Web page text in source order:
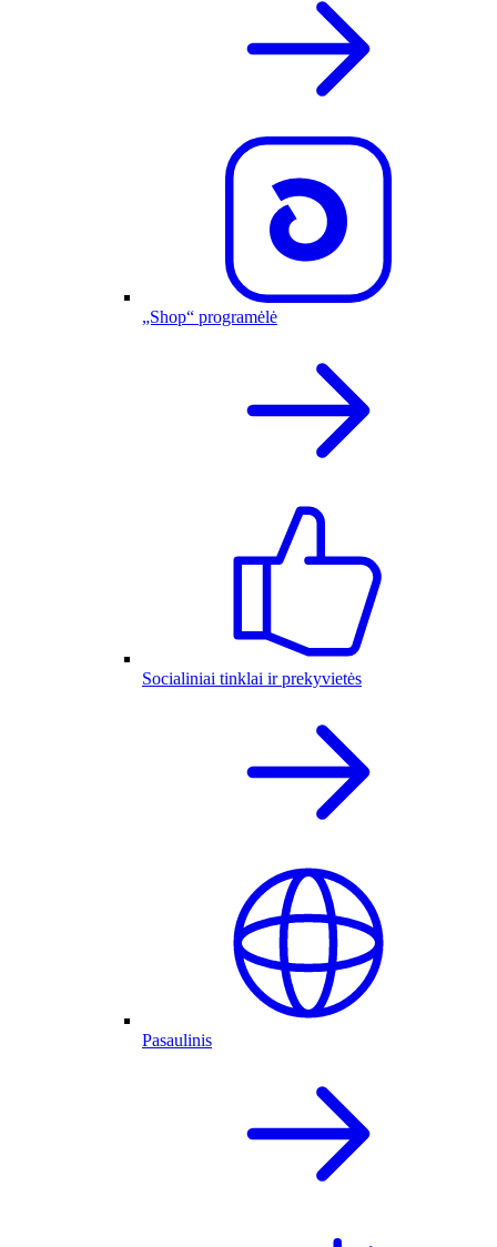
„Shop“ programėlė
Socialiniai tinklai ir prekyvietės
Pasaulinis